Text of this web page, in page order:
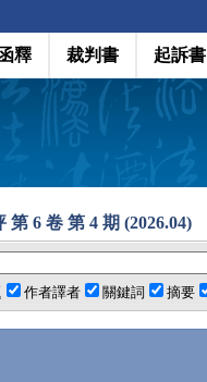
釋 裁判書 起訴書
第 6 卷 第 4 期 (2026.04)
作者譯者 關鍵詞 摘要